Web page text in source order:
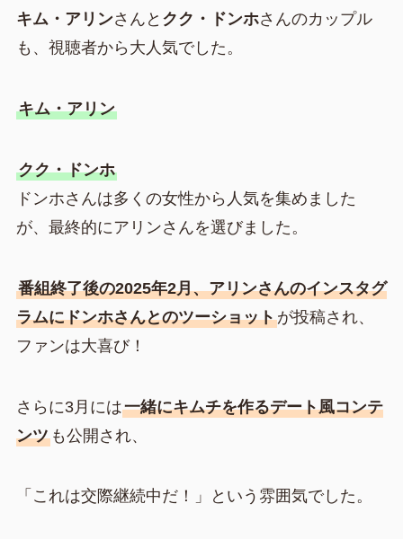
キム・アリンさんと クク・ドンホさんのカップル
も、視聴者から大人気でした。
キム・アリン
クク・ドンホ
ドンホさんは多くの女性から人気を集めました
が、最終的にアリンさんを選びました。
番組終了後の2025年2月、アリンさんのインスタグ
ラムにドンホさんとのツーショットが投稿され、
ファンは大喜び！
さらに3月には一緒にキムチを作るデート風コンテ
ンツも公開され、
「これは交際継続中だ！」という雰囲気でした。